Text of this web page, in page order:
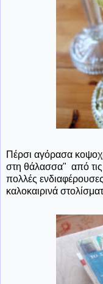
Πέρσι αγόρασα
στη θάλασσα" από τις
πολλές
καλοκαιρινά